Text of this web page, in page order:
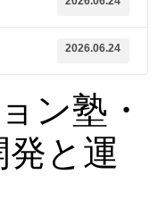
2026.06.24
ン塾・
と運